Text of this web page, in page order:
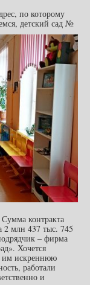
по которому
детский сад №
контракта
2 млн 437 тыс. 745
– фирма
Хочется
им искреннюю
работали
и